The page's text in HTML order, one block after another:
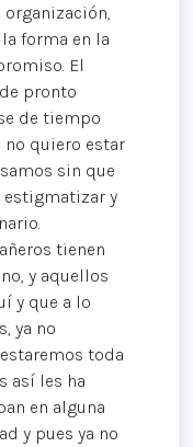
forma en la
El
pronto
de tiempo
quiero estar
sin que
estigmatizar y
tienen
y aquellos
y que a lo
ya no
toda
así les ha
en alguna
y pues ya no